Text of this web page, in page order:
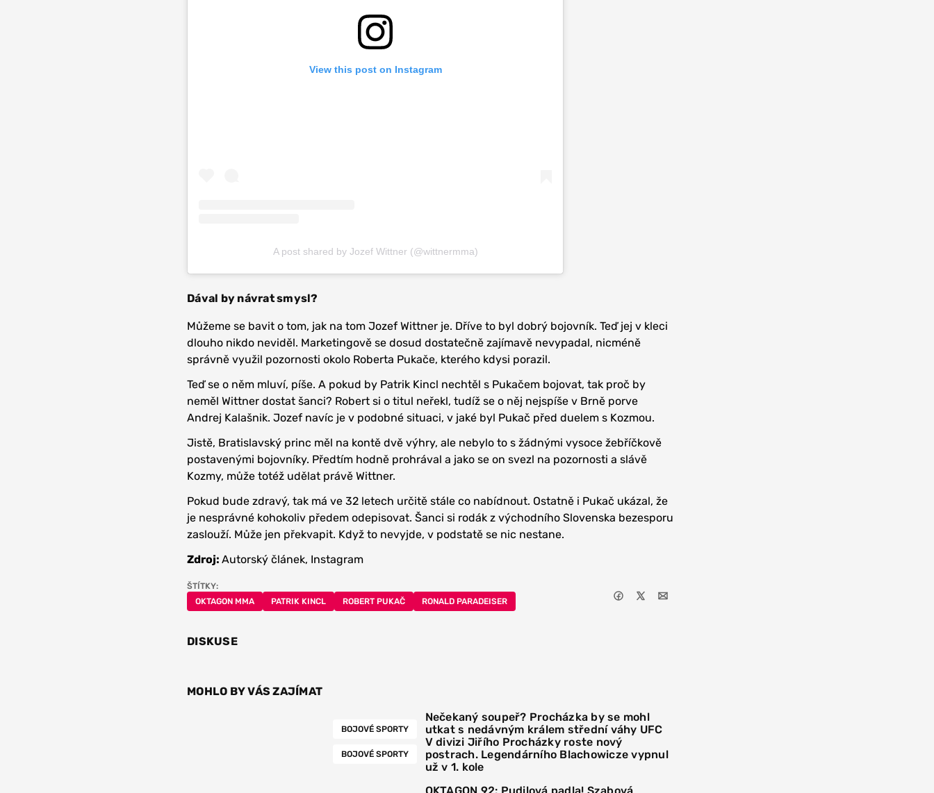
View this post on Instagram
A post shared by Jozef Wittner (@wittnermma)
Dával by návrat smysl?
Můžeme se bavit o tom, jak na tom Jozef Wittner je. Dříve to byl dobrý bojovník. Teď jej v kleci
dlouho nikdo neviděl. Marketingově se dosud dostatečně zajímavě nevypadal, nicméně
správně využil pozornosti okolo Roberta Pukače, kterého kdysi porazil.
Teď se o něm mluví, píše. A pokud by Patrik Kincl nechtěl s Pukačem bojovat, tak proč by
neměl Wittner dostat šanci? Robert si o titul neřekl, tudíž se o něj nejspíše v Brně porve
Andrej Kalašnik. Jozef navíc je v podobné situaci, v jaké byl Pukač před duelem s Kozmou.
Jistě, Bratislavský princ měl na kontě dvě výhry, ale nebylo to s žádnými vysoce žebříčkově
postavenými bojovníky. Předtím hodně prohrával a jako se on svezl na pozornosti a slávě
Kozmy, může totéž udělat právě Wittner.
Pokud bude zdravý, tak má ve 32 letech určitě stále co nabídnout. Ostatně i Pukač ukázal, že
je nesprávné kohokoliv předem odepisovat. Šanci si rodák z východního Slovenska bezesporu
zaslouží. Může jen překvapit. Když to nevyjde, v podstatě se nic nestane.
Zdroj: Autorský článek, Instagram
ŠTÍTKY:
OKTAGON MMA
PATRIK KINCL ROBERT PUKAČ RONALD PARADEISER
DISKUSE
MOHLO BY VÁS ZAJÍMAT
BOJOVÉ SPORTY
Nečekaný soupeř? Procházka by se mohl
utkat s nedávným králem střední váhy UFC
BOJOVÉ SPORTY
V divizi Jiřího Procházky roste nový
postrach. Legendárního Blachowicze vypnul
už v 1. kole